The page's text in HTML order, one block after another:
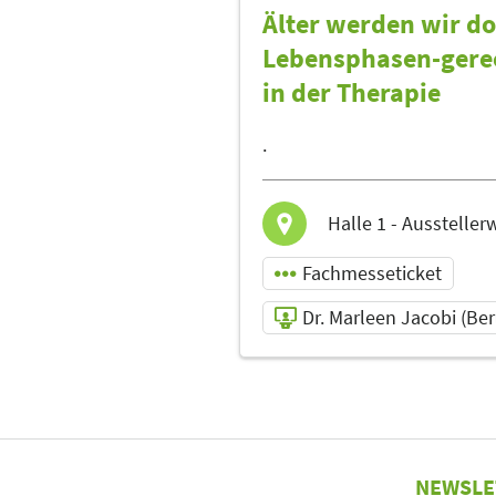
für
und
(BGW))
Sprache
Älter werden wir
Lebensphasen-
in der Therapie
.
Halle 1 -
Fachmesseticket
Dr. Marleen Jacobi